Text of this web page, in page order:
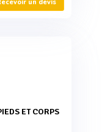
un devis
ET CORPS